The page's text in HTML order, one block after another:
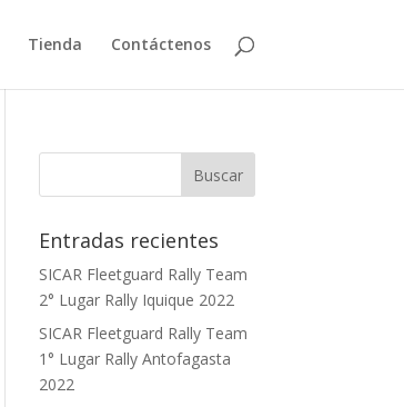
Tienda Contáctenos
Entradas recientes
SICAR Fleetguard Rally Team
2° Lugar Rally Iquique 2022
SICAR Fleetguard Rally Team
1° Lugar Rally Antofagasta
2022